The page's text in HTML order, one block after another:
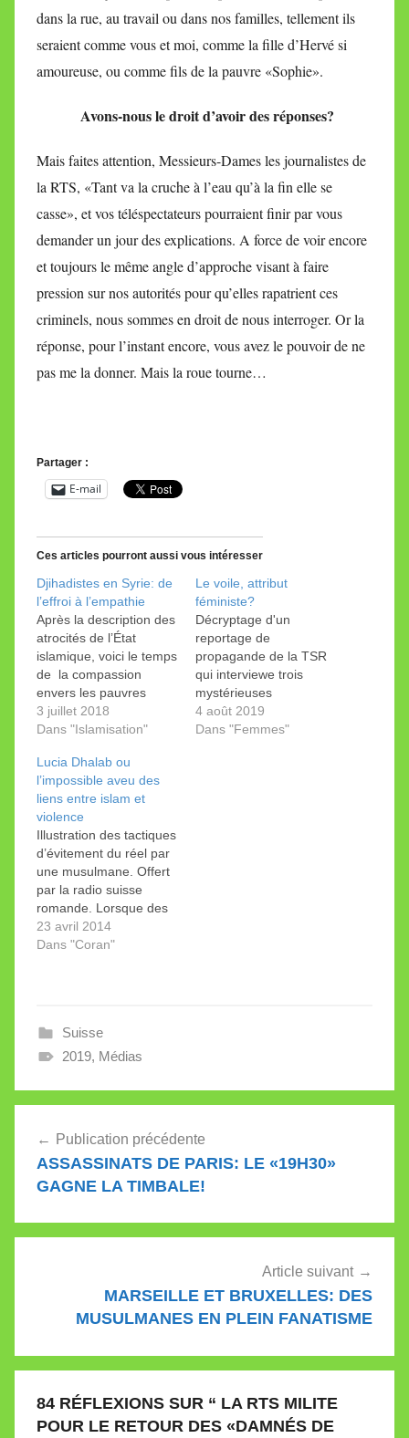
dans la rue, au travail ou dans nos familles, tellement ils
seraient comme vous et moi, comme la fille d’Hervé si
amoureuse, ou comme fils de la pauvre «Sophie».
Avons-nous le droit d’avoir des réponses?
Mais faites attention, Messieurs-Dames les journalistes de
la RTS, «Tant va la cruche à l’eau qu’à la fin elle se
casse», et vos téléspectateurs pourraient finir par vous
demander un jour des explications. A force de voir encore
et toujours le même angle d’approche visant à faire
pression sur nos autorités pour qu’elles rapatrient ces
criminels, nous sommes en droit de nous interroger. Or la
réponse, pour l’instant encore, vous avez le pouvoir de ne
pas me la donner. Mais la roue tourne…
Partager :
E-mail
Ces articles pourront aussi vous intéresser
Djihadistes en Syrie: de
l’effroi à l’empathie
Après la description des
atrocités de l’État
islamique, voici le temps
de la compassion
envers les pauvres
djihadistes retenus sur
les terres de leurs
passent avec une
vitesse étonnante de
l’effroi devant les
atrocités de l’État
islamique à une
empathie de plus en
plus marquée pour
les…
3 juillet 2018
Dans "Islamisation"
Le voile, attribut
féministe?
Décryptage d'un
reportage de
propagande de la TSR
qui interviewe trois
mystérieuses
musulmanes voilées.
Par Sophie Reportage
4 août 2019
Dans "Femmes"
Lucia Dhalab ou
l’impossible aveu des
liens entre islam et
violence
Illustration des tactiques
d’évitement du réel par
une musulmane. Offert
par la radio suisse
romande. Lorsque des
djihadistes de Syrie
brandissent un Coran
pouvant exister entre
ces deux éléments. Or,
23 avril 2014
Dans "Coran"
Suisse
2019, Médias
de
l’article
Publication précédente
ASSASSINATS DE PARIS: LE «19H30»
GAGNE LA TIMBALE!
Article suivant
MARSEILLE ET BRUXELLES: DES
MUSULMANES EN PLEIN FANATISME
84 RÉFLEXIONS SUR “ LA RTS MILITE
POUR LE RETOUR DES «DAMNÉS DE